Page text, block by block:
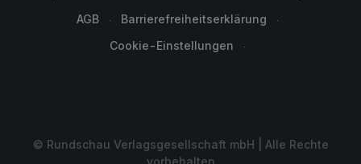
AGB
Barrierefreiheitserklärung
Cookie-Einstellungen
© Rundschau Verlagsgesellschaft mbH | Alle Rechte
vorbehalten